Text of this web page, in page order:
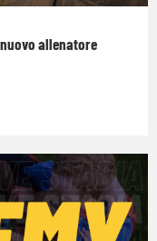
allenatore